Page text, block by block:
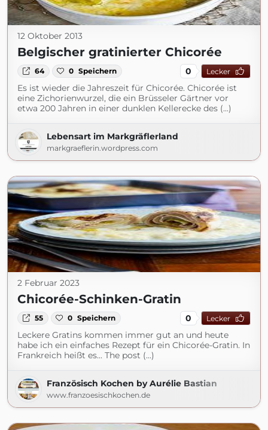
12 Oktober 2013
Belgischer gratinierter Chicorée
64 0 Speichern 0 Lecker
Es ist wieder die Jahreszeit für Chicorée. Chicorée ist
eine Zichorienwurzel, die ein Brüsseler Gärtner vor
etwa 200 Jahren in einer dunklen Kellerecke des (...)
Lebensart im Markgräflerland
markgraeflerin.wordpress.com
2 Februar 2023
Chicorée-Schinken-Gratin
55 0 Speichern 0 Lecker
Leckere Gratins kommen immer gut an und heute
habe ich ein einfaches Rezept für ein Chicorée-Gratin. In
Frankreich heißt es... The post (...)
Französisch Kochen by Aurélie Bastian
www.franzoesischkochen.de